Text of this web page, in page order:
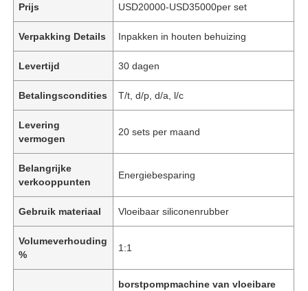
Prijs USD20000-USD35000per set
Verpakking Details Inpakken in houten behuizing
Levertijd 30 dagen
Betalingscondities T/t, d/p, d/a, l/c
Levering
vermogen
20 sets per maand
Belangrijke
verkooppunten
Energiebesparing
Gebruik materiaal Vloeibaar siliconenrubber
Volumeverhouding
%
1:1
borstpompmachine van vloeibare